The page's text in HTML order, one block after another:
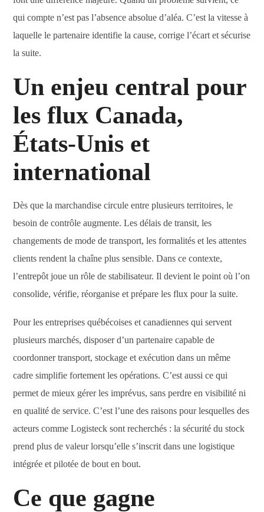
qui compte n’est pas l’absence absolue d’aléa. C’est la vitesse à
laquelle le partenaire identifie la cause, corrige l’écart et sécurise
la suite.
Un enjeu central pour
les flux Canada,
États-Unis et
international
Dès que la marchandise circule entre plusieurs territoires, le
besoin de contrôle augmente. Les délais de transit, les
changements de mode de transport, les formalités et les attentes
clients rendent la chaîne plus sensible. Dans ce contexte,
l’entrepôt joue un rôle de stabilisateur. Il devient le point où l’on
consolide, vérifie, réorganise et prépare les flux pour la suite.
Pour les entreprises québécoises et canadiennes qui servent
plusieurs marchés, disposer d’un partenaire capable de
coordonner transport, stockage et exécution dans un même
cadre simplifie fortement les opérations. C’est aussi ce qui
permet de mieux gérer les imprévus, sans perdre en visibilité ni
en qualité de service. C’est l’une des raisons pour lesquelles des
acteurs comme Logisteck sont recherchés : la sécurité du stock
prend plus de valeur lorsqu’elle s’inscrit dans une logistique
intégrée et pilotée de bout en bout.
Ce que gagne